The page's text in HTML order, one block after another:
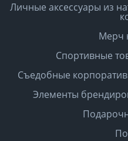
Личные аксессуары из
Мерч
Спортивные
Съедобные
Элементы